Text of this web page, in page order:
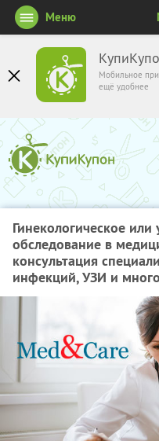
Мобильное
ещё удобнее
Меню
Гинекологическое или
обследование в
консультация
инфекций, УЗИ и